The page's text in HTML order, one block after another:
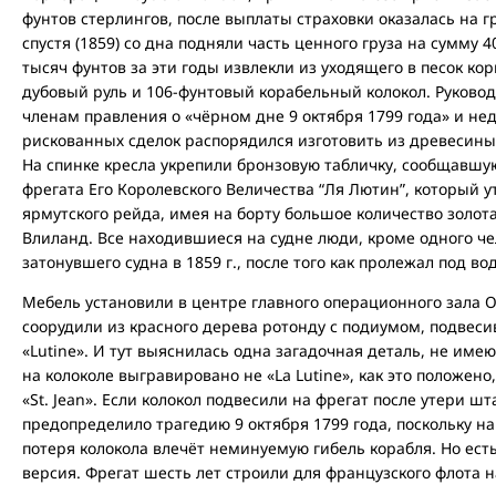
фунтов стерлингов, после выплаты страховки оказалась на
спустя (1859) со дна подняли часть ценного груза на
тысяч фунтов за эти годы извлекли из уходящего в песок
дубовый руль и 106-фунтовый корабельный колокол.
членам правления о «чёрном дне 9 октября 1799 года» и
рискованных сделок распорядился изготовить из
На спинке кресла укрепили бронзовую табличку,
фрегата Его Королевского Величества “Ля Лютин”, который
ярмутского рейда, имея на борту большое количество
Влиланд. Все находившиеся на судне люди, кроме одного
затонувшего судна в 1859 г., после того как пролежал под
Мебель установили в центре главного операционного зала
соорудили из красного дерева ротонду с подиумом,
«Lutine». И тут выяснилась одна загадочная деталь, не
на колоколе выгравировано не «La Lutine», как это
«St. Jean». Если колокол подвесили на фрегат после утери
предопределило трагедию 9 октября 1799 года, поскольку
потеря колокола влечёт неминуемую гибель корабля. Но
версия. Фрегат шесть лет строили для французского флота